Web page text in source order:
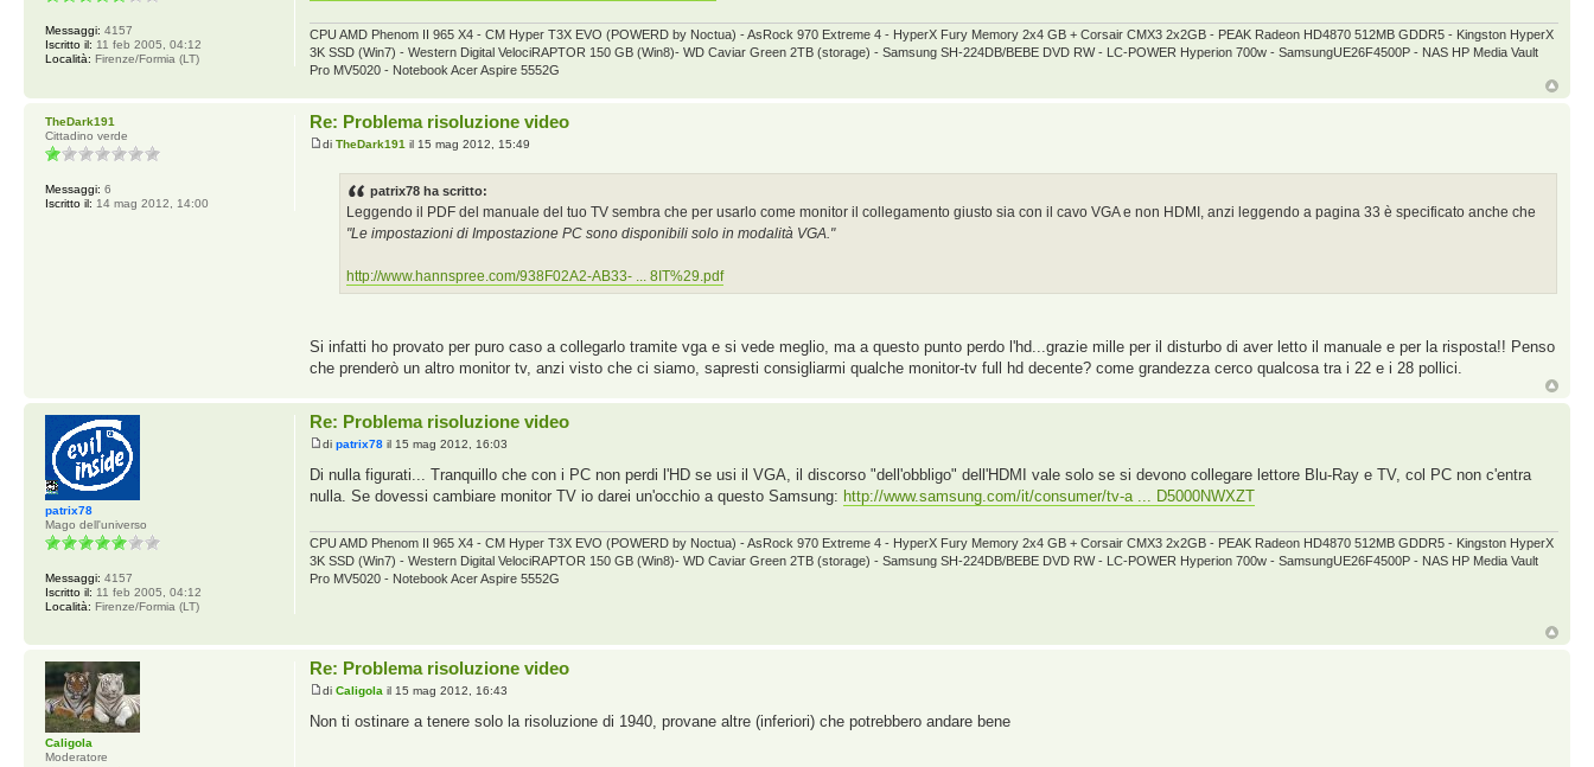
CPU AMD Phenom II 965 X4 - CM Hyper T3X EVO (POWERD by Noctua) - AsRock 970 Extreme 4 - HyperX Fury Memory 2x4 GB + Corsair CMX3 2x2GB - PEAK Radeon HD4870 512MB GDDR5 - Kingston HyperX
3K SSD (Win7) - Western Digital VelociRAPTOR 150 GB (Win8)- WD Caviar Green 2TB (storage) - Samsung SH-224DB/BEBE DVD RW - LC-POWER Hyperion 700w - SamsungUE26F4500P - NAS HP Media Vault
Pro MV5020 - Notebook Acer Aspire 5552G
Messaggi: 4157
Iscritto il: 11 feb 2005, 04:12
Località: Firenze/Formia (LT)
Re: Problema risoluzione video
diTheDark191 il 15 mag 2012, 15:49
patrix78 ha scritto:
Leggendo il PDF del manuale del tuo TV sembra che per usarlo come monitor il collegamento giusto sia con il cavo VGA e non HDMI, anzi leggendo a pagina 33 è specificato anche che
"Le impostazioni di Impostazione PC sono disponibili solo in modalità VGA."
http://www.hannspree.com/938F02A2-AB33- ... 8IT%29.pdf
Si infatti ho provato per puro caso a collegarlo tramite vga e si vede meglio, ma a questo punto perdo l'hd...grazie mille per il disturbo di aver letto il manuale e per la risposta!! Penso
che prenderò un altro monitor tv, anzi visto che ci siamo, sapresti consigliarmi qualche monitor-tv full hd decente? come grandezza cerco qualcosa tra i 22 e i 28 pollici.
TheDark191
Cittadino verde
Messaggi: 6
Iscritto il: 14 mag 2012, 14:00
Re: Problema risoluzione video
dipatrix78 il 15 mag 2012, 16:03
Di nulla figurati... Tranquillo che con i PC non perdi l'HD se usi il VGA, il discorso "dell'obbligo" dell'HDMI vale solo se si devono collegare lettore Blu-Ray e TV, col PC non c'entra
nulla. Se dovessi cambiare monitor TV io darei un'occhio a questo Samsung: http://www.samsung.com/it/consumer/tv-a ... D5000NWXZT
CPU AMD Phenom II 965 X4 - CM Hyper T3X EVO (POWERD by Noctua) - AsRock 970 Extreme 4 - HyperX Fury Memory 2x4 GB + Corsair CMX3 2x2GB - PEAK Radeon HD4870 512MB GDDR5 - Kingston HyperX
3K SSD (Win7) - Western Digital VelociRAPTOR 150 GB (Win8)- WD Caviar Green 2TB (storage) - Samsung SH-224DB/BEBE DVD RW - LC-POWER Hyperion 700w - SamsungUE26F4500P - NAS HP Media Vault
Pro MV5020 - Notebook Acer Aspire 5552G
patrix78
Mago dell'universo
Messaggi: 4157
Iscritto il: 11 feb 2005, 04:12
Località: Firenze/Formia (LT)
Re: Problema risoluzione video
diCaligola il 15 mag 2012, 16:43
Non ti ostinare a tenere solo la risoluzione di 1940, provane altre (inferiori) che potrebbero andare bene
Caligola
Moderatore